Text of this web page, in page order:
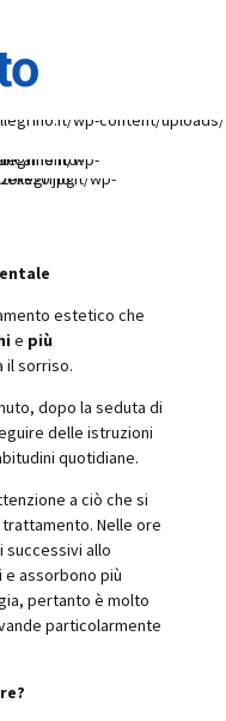
estetico che
e più
il sorriso.
dopo la seduta di
delle istruzioni
quotidiane.
a ciò che si
Nelle ore
successivi allo
assorbono più
pertanto è molto
particolarmente